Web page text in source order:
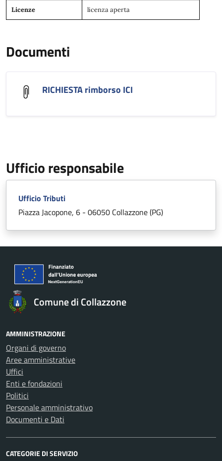
Licenze licenza aperta
Documenti
RICHIESTA rimborso ICI
Ufficio responsabile
Ufficio Tributi
Piazza Jacopone, 6 - 06050 Collazzone (PG)
Comune di Collazzone
AMMINISTRAZIONE
Organi di governo
Aree amministrative
Uffici
Enti e fondazioni
Politici
Personale amministrativo
Documenti e Dati
CATEGORIE DI SERVIZIO